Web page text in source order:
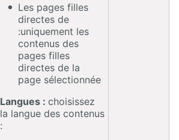
Les pages filles
directes de
:uniquement les
contenus des
pages filles
directes de la
page sélectionnée
Langues : choisissez
la langue des contenus
: